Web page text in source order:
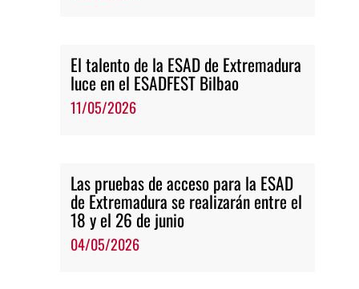
El talento de la ESAD de Extremadura
luce en el ESADFEST Bilbao
11/05/2026
Las pruebas de acceso para la ESAD
de Extremadura se realizarán entre el
18 y el 26 de junio
04/05/2026